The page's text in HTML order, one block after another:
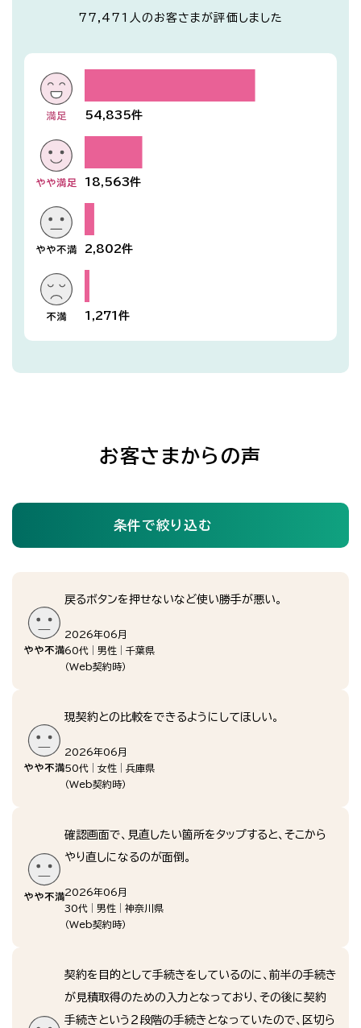
77,471 人のお客さまが評価しました
54,835件
18,563件
2,802件
1,271 件
お客さまからの声
条件で絞り込む
戻るボタンを押せないなど使い勝手が悪い。
2026年06月
60代
男性
千葉県
（Web契約時）
現契約との比較をできるようにしてほしい。
2026年06月
50代
女性
兵庫県
（Web契約時）
確認画面で、見直したい箇所をタップすると、そこから
やり直しになるのが面倒。
2026年06月
30代
男性
神奈川県
（Web契約時）
契約を目的として手続きをしているのに、前半の手続き
が見積取得のための入力となっており、その後に契約
手続きという２段階の手続きとなっていたので、区切ら